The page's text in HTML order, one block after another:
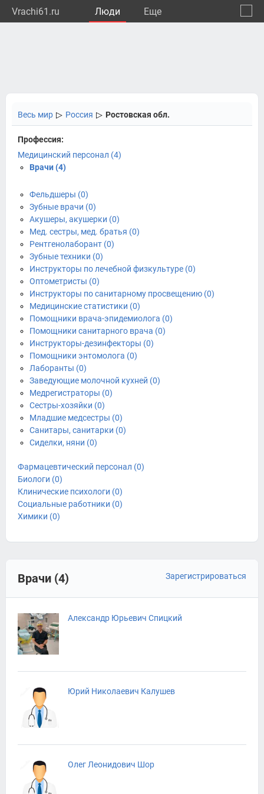
Vrachi61.ru Люди Eще
Весь мир ▷ Россия ▷ Ростовская обл.
Профессия:
Медицинский персонал (4)
Врачи (4)
Фельдшеры (0)
Зубные врачи (0)
Акушеры, акушерки (0)
Мед. сестры, мед. братья (0)
Рентгенолаборант (0)
Зубные техники (0)
Инструкторы по лечебной физкультуре (0)
Оптометристы (0)
Инструкторы по санитарному просвещению (0)
Медицинские статистики (0)
Помощники врача-эпидемиолога (0)
Помощники санитарного врача (0)
Инструкторы-дезинфекторы (0)
Помощники энтомолога (0)
Лаборанты (0)
Заведующие молочной кухней (0)
Медрегистраторы (0)
Сестры-хозяйки (0)
Младшие медсестры (0)
Санитары, санитарки (0)
Сиделки, няни (0)
Фармацевтический персонал (0)
Биологи (0)
Клинические психологи (0)
Социальные работники (0)
Химики (0)
Врачи (4) Зарегистрироваться
Александр Юрьевич Спицкий
Юрий Николаевич Калушев
Олег Леонидович Шор